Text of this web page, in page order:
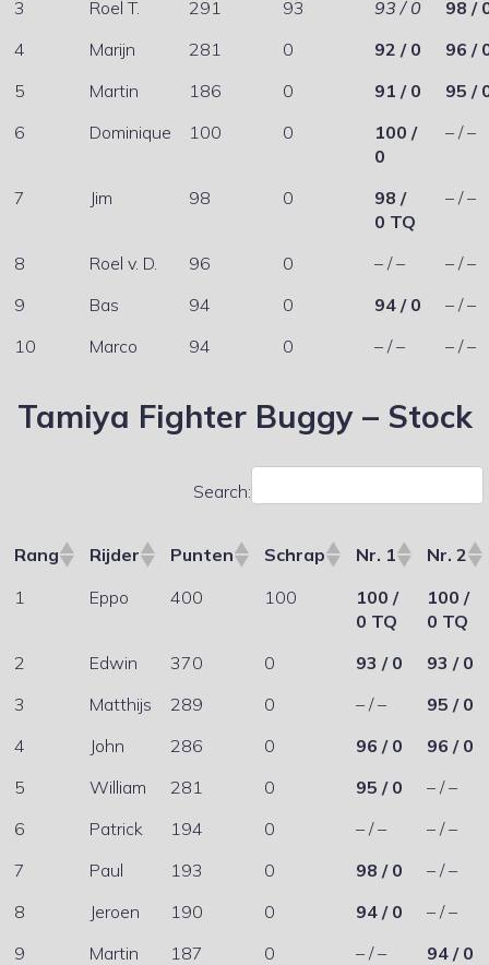
3 Roel T. 291 93 93 / 0
98 /
4
Marijn 281 0 92 / 0
96 /
5
Martin 186 0 91 / 0
95 /
6
Dominique 100 0
100 /
0
– / –
7 Jim 98 0
98 /
0 TQ
– / –
8 Roel v. D. 96 0 – / –
– / –
9
Bas 94 0 94 / 0
– / –
10
Marco 94 0 – / – – / –
Tamiya Fighter Buggy – Stock
Search:
Rang Rijder Punten Schrap Nr. 1
Nr. 2
1
Eppo 400 100
100 /
0 TQ
100 /
0 TQ
2
Edwin 370 0 93 / 0
93 / 0
3
Matthijs 289 0 – / –
95 / 0
4
John 286 0 96 / 0
96 / 0
5
William 281 0 95 / 0
– / –
6
Patrick 194 0 – / –
– / –
7
Paul 193 0 98 / 0
– / –
8
Jeroen 190 0 94 / 0
– / –
9
Martin 187 0 – / – 94 / 0